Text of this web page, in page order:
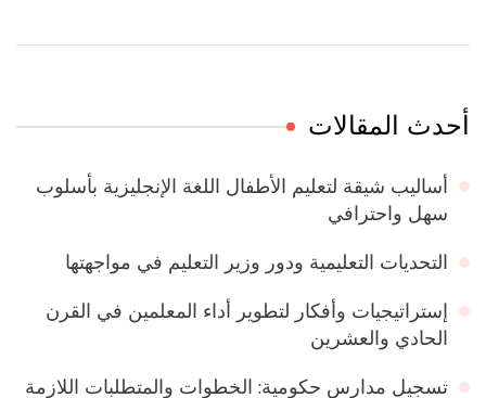
أحدث المقالات
أساليب شيقة لتعليم الأطفال اللغة الإنجليزية بأسلوب
سهل واحترافي
التحديات التعليمية ودور وزير التعليم في مواجهتها
إستراتيجيات وأفكار لتطوير أداء المعلمين في القرن
الحادي والعشرين
تسجيل مدارس حكومية: الخطوات والمتطلبات اللازمة